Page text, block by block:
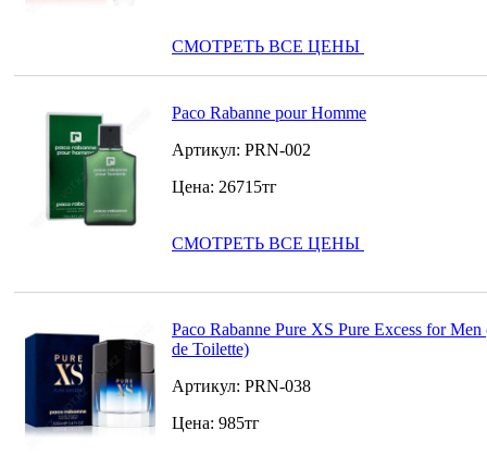
СМОТРЕТЬ ВСЕ ЦЕНЫ
Paco Rabanne pour Homme
Артикул: PRN-002
Цена: 26715тг
СМОТРЕТЬ ВСЕ ЦЕНЫ
Paco Rabanne Pure XS Pure Excess for Men
de Toilette)
Артикул: PRN-038
Цена: 985тг